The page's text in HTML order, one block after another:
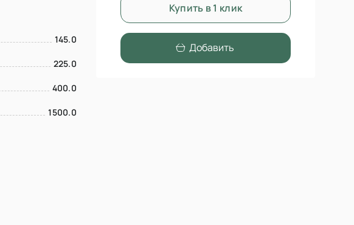
145.0
225.0
400.0
1500.0
Купить в 1 клик
Добавить